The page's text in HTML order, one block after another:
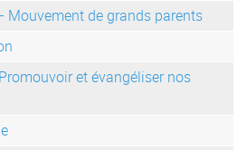
Mouvement de grands parents
et évangéliser nos